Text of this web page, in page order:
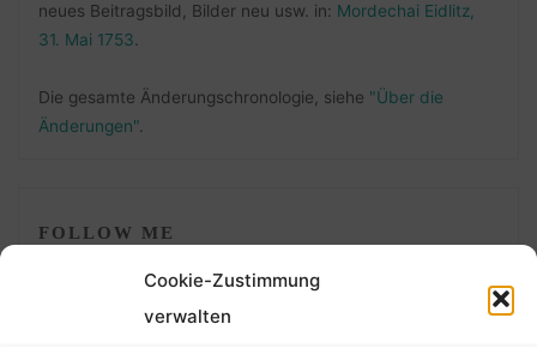
Cookie-Zustimmung
verwalten
neues Beitragsbild, Bilder neu usw. in: Mordechai Eidlitz,
31. Mai 1753
Die gesamte Änderungschronologie, siehe "Über die
Änderungen".
FOLLOW ME